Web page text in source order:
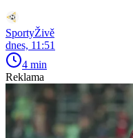
SportyŽivě
dnes, 11:51
4 min
Reklama